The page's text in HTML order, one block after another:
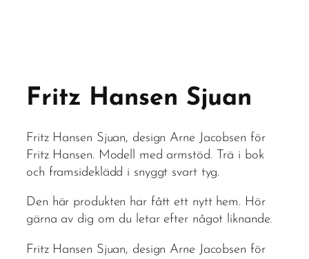
Fritz Hansen Sjuan
Fritz Hansen Sjuan, design Arne Jacobsen för
Fritz Hansen. Modell med armstöd. Trä i bok
och framsideklädd i snyggt svart tyg.
Den här produkten har fått ett nytt hem. Hör
gärna av dig om du letar efter något liknande.
Fritz Hansen Sjuan, design Arne Jacobsen för